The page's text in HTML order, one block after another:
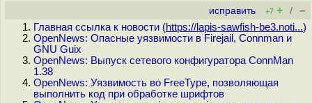
исправить +7 + / –
Главная ссылка к новости (https://lapis-sawfish-be3.noti...)
OpenNews: Опасные уязвимости в Firejail, Connman и
GNU Guix
OpenNews: Выпуск сетевого конфигуратора ConnMan
1.38
OpenNews: Уязвимость во FreeType, позволяющая
выполнить код при обработке шрифтов